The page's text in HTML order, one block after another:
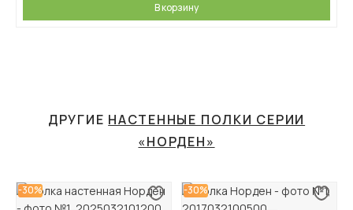
В корзину
ДРУГИЕ НАСТЕННЫЕ ПОЛКИ СЕРИИ
«НОРДЕН»
-30% -30%